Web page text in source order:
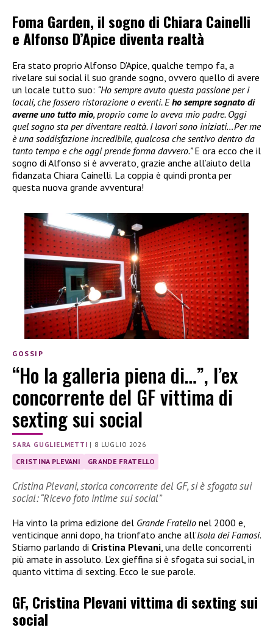
Foma Garden, il sogno di Chiara Cainelli
e Alfonso D’Apice diventa realtà
Era stato proprio Alfonso D’Apice, qualche tempo fa, a
rivelare sui social il suo grande sogno, ovvero quello di avere
un locale tutto suo: “Ho sempre avuto questa passione per i
locali, che fossero ristorazione o eventi. Eho sempre sognato di
averne uno tutto mio, proprio come lo aveva mio padre. Oggi
quel sogno sta per diventare realtà. I lavori sono iniziati…Per me
è una soddisfazione incredibile, qualcosa che sentivo dentro da
tanto tempo e che oggi prende forma davvero.”E ora ecco che il
sogno di Alfonso si è avverato, grazie anche all’aiuto della
fidanzata Chiara Cainelli. La coppia è quindi pronta per
questa nuova grande avventura!
GOSSIP
“Ho la galleria piena di…”, l’ex
concorrente del GF vittima di
sexting sui social
SARA GUGLIELMETTI | 8 LUGLIO 2026
CRISTINA PLEVANI GRANDE FRATELLO
Cristina Plevani, storica concorrente del GF, si è sfogata sui
social: “Ricevo foto intime sui social”
Ha vinto la prima edizione del Grande Fratello nel 2000 e,
venticinque anni dopo, ha trionfato anche all’Isola dei Famosi.
Stiamo parlando di Cristina Plevani , una delle concorrenti
più amate in assoluto. L’ex gieffina si è sfogata sui social, in
quanto vittima di sexting. Ecco le sue parole.
GF, Cristina Plevani vittima di sexting sui
social